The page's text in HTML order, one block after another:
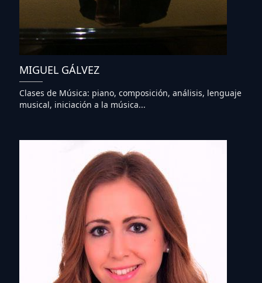
MIGUEL GÁLVEZ
Clases de Música: piano, composición, análisis, lenguaje
musical, iniciación a la música...